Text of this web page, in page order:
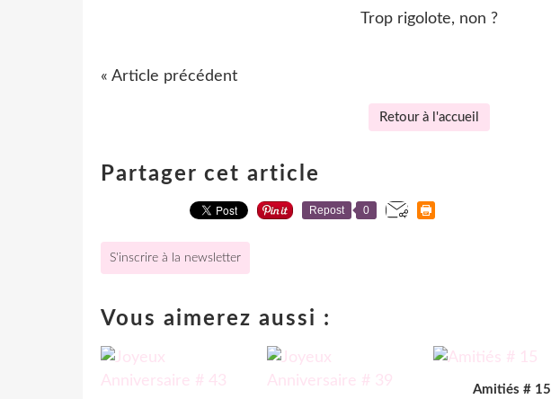
Trop rigolote, non ?
« Article précédent
Retour à l'accueil
Partager cet article
Repost 0
S'inscrire à la newsletter
Vous aimerez aussi :
Amitiés # 15